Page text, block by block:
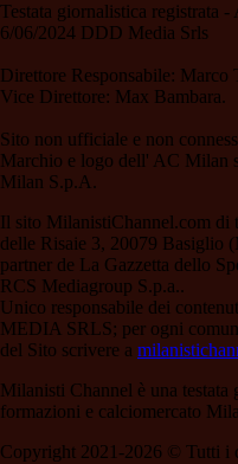
Testata giornalistica registrata
6/06/2024 DDD Media Srls
Direttore Responsabile: Marco
Vice Direttore: Max Bambara.
Sito non ufficiale e non
Marchio e logo dell' AC Milan
Milan S.p.A.
Il sito MilanistiChannel.com
delle Risaie 3, 20079 Basiglio
partner de La Gazzetta dello
RCS Mediagroup S.p.a..
Unico responsabile dei
MEDIA SRLS; per ogni
del Sito scrivere a
Milanisti Channel è una
formazioni e calciomercato
Copyright 2021-2026 © Tutti i